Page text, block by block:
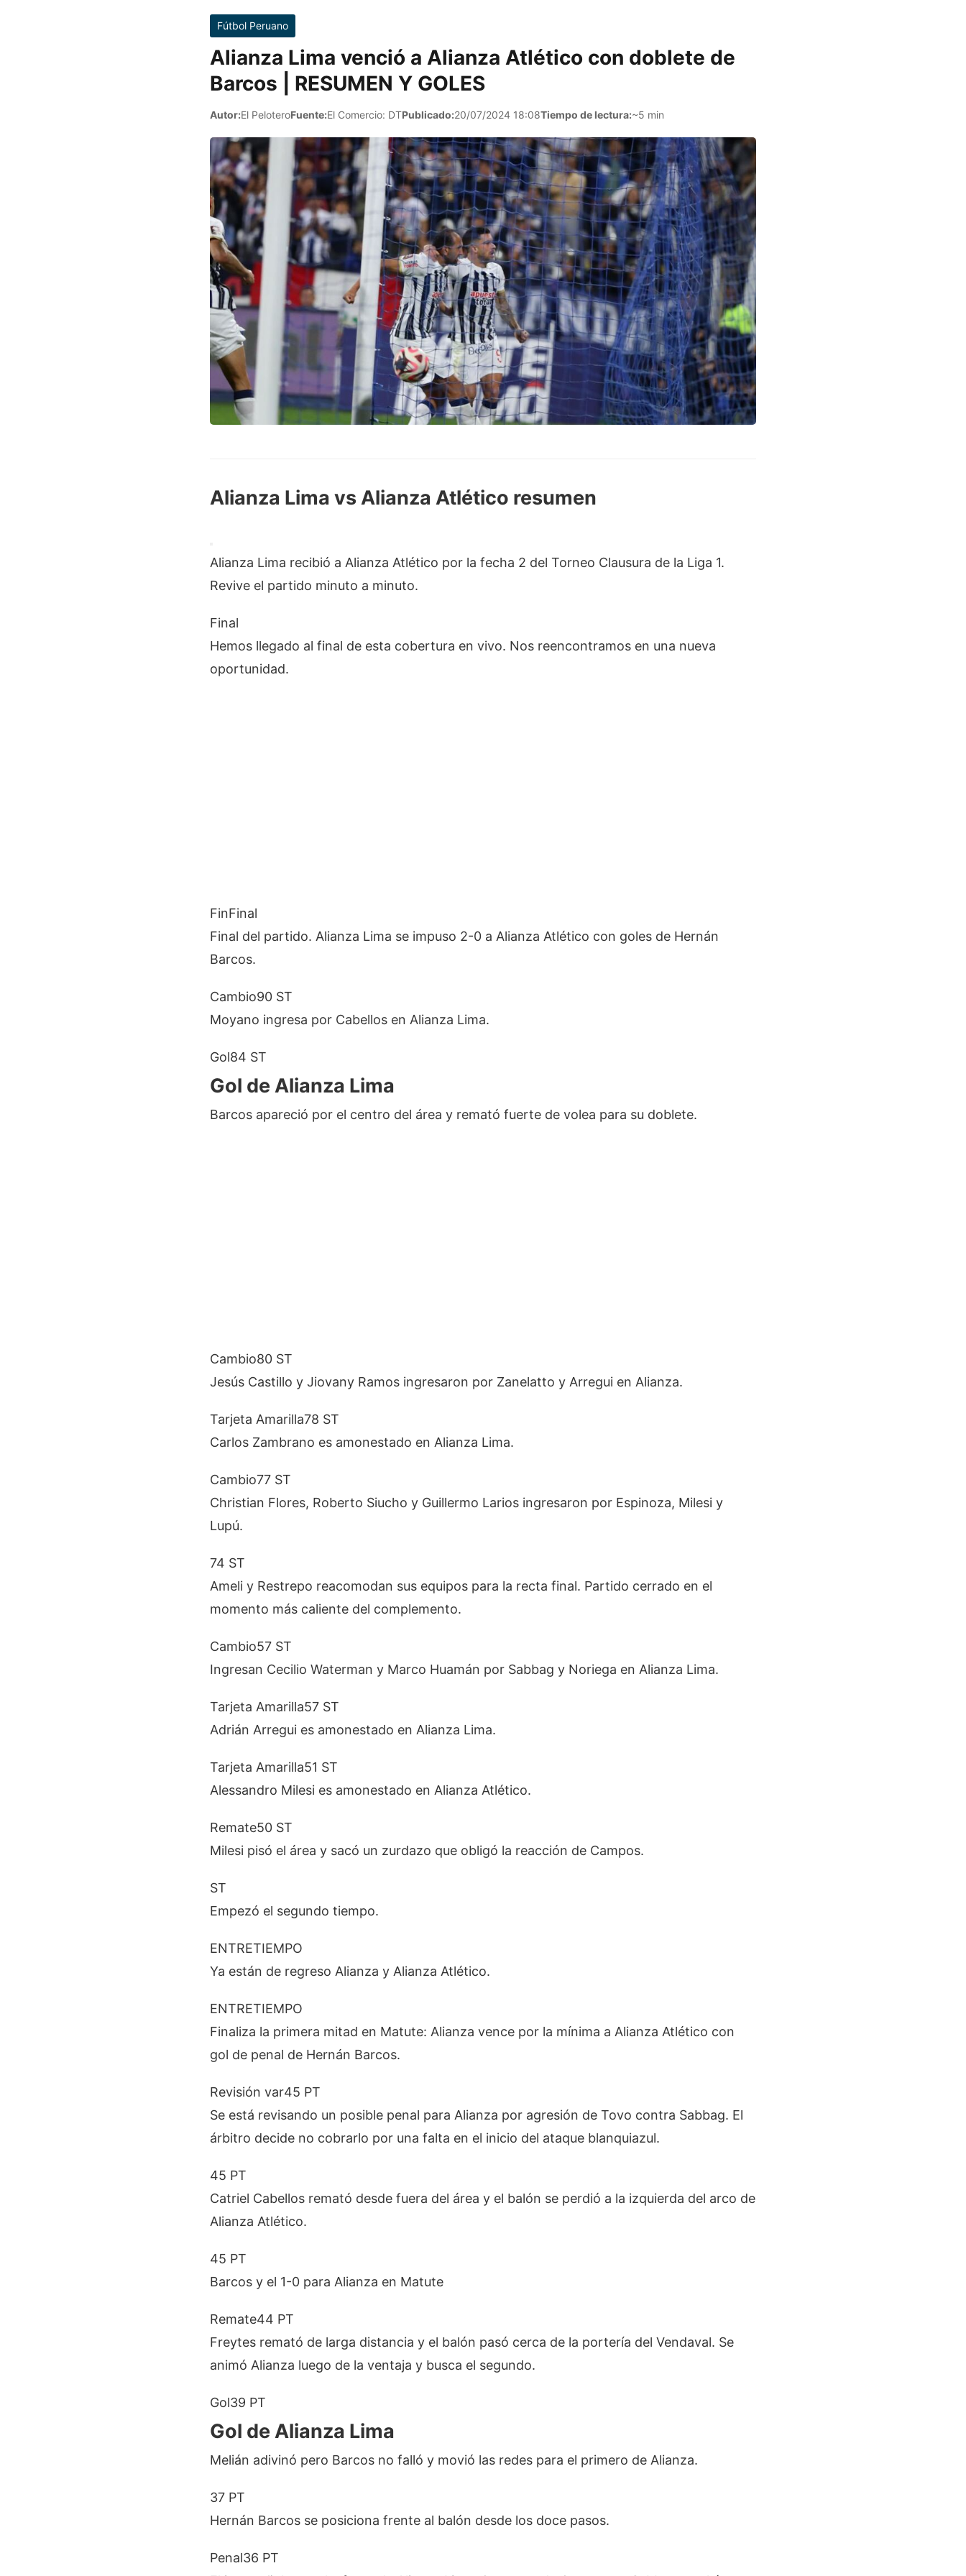
Fútbol Peruano
Alianza Lima venció a Alianza Atlético con doblete de
Barcos | RESUMEN Y GOLES
Autor:El PeloteroFuente:El Comercio: DTPublicado:20/07/2024 18:08Tiempo de lectura:~5 min
Alianza Lima vs Alianza Atlético resumen
Alianza Lima recibió a Alianza Atlético por la fecha 2 del Torneo Clausura de la Liga 1.
Revive el partido minuto a minuto.
Final
Hemos llegado al final de esta cobertura en vivo. Nos reencontramos en una nueva
oportunidad.
FinFinal
Final del partido. Alianza Lima se impuso 2-0 a Alianza Atlético con goles de Hernán
Barcos.
Cambio90 ST
Moyano ingresa por Cabellos en Alianza Lima.
Gol84 ST
Gol de Alianza Lima
Barcos apareció por el centro del área y remató fuerte de volea para su doblete.
Cambio80 ST
Jesús Castillo y Jiovany Ramos ingresaron por Zanelatto y Arregui en Alianza.
Tarjeta Amarilla78 ST
Carlos Zambrano es amonestado en Alianza Lima.
Cambio77 ST
Christian Flores, Roberto Siucho y Guillermo Larios ingresaron por Espinoza, Milesi y
Lupú.
74 ST
Ameli y Restrepo reacomodan sus equipos para la recta final. Partido cerrado en el
momento más caliente del complemento.
Cambio57 ST
Ingresan Cecilio Waterman y Marco Huamán por Sabbag y Noriega en Alianza Lima.
Tarjeta Amarilla57 ST
Adrián Arregui es amonestado en Alianza Lima.
Tarjeta Amarilla51 ST
Alessandro Milesi es amonestado en Alianza Atlético.
Remate50 ST
Milesi pisó el área y sacó un zurdazo que obligó la reacción de Campos.
ST
Empezó el segundo tiempo.
ENTRETIEMPO
Ya están de regreso Alianza y Alianza Atlético.
ENTRETIEMPO
Finaliza la primera mitad en Matute: Alianza vence por la mínima a Alianza Atlético con
gol de penal de Hernán Barcos.
Revisión var45 PT
Se está revisando un posible penal para Alianza por agresión de Tovo contra Sabbag. El
árbitro decide no cobrarlo por una falta en el inicio del ataque blanquiazul.
45 PT
Catriel Cabellos remató desde fuera del área y el balón se perdió a la izquierda del arco de
Alianza Atlético.
45 PT
Barcos y el 1-0 para Alianza en Matute
Remate44 PT
Freytes remató de larga distancia y el balón pasó cerca de la portería del Vendaval. Se
animó Alianza luego de la ventaja y busca el segundo.
Gol39 PT
Gol de Alianza Lima
Melián adivinó pero Barcos no falló y movió las redes para el primero de Alianza.
37 PT
Hernán Barcos se posiciona frente al balón desde los doce pasos.
Penal36 PT